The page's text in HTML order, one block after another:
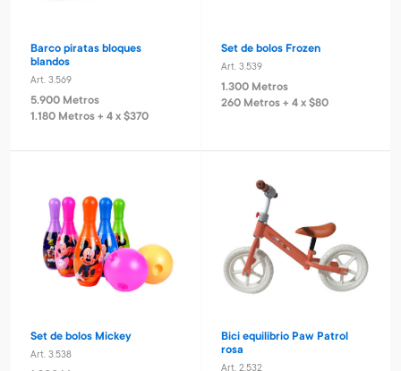
Barco piratas bloques
blandos
Art. 3.569
5.900 Metros
1.180 Metros + 4 x $370
Set de bolos Frozen
Art. 3.539
1.300 Metros
260 Metros + 4 x $80
Set de bolos Mickey
Art. 3.538
Bici equilibrio Paw Patrol
rosa